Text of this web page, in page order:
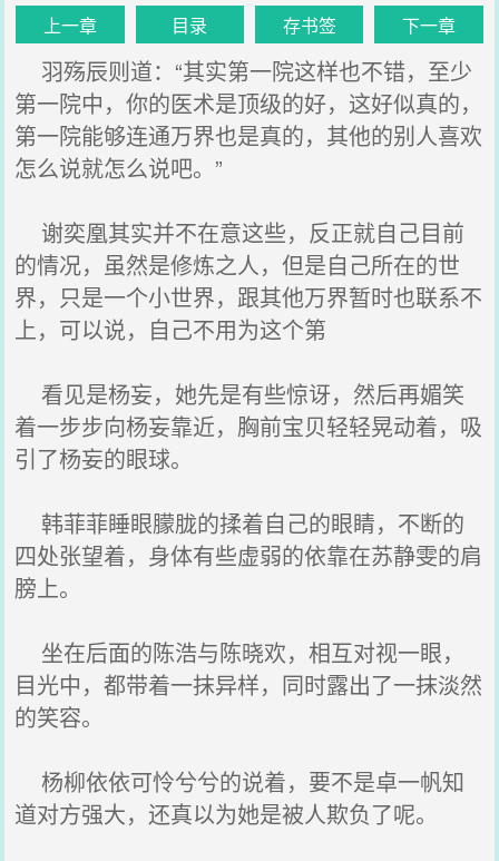
上一章 目录 存书签 下一章
羽殇辰则道：“其实第一院这样也不错，至少
第一院中，你的医术是顶级的好，这好似真的，
第一院能够连通万界也是真的，其他的别人喜欢
怎么说就怎么说吧。”
谢奕凰其实并不在意这些，反正就自己目前
的情况，虽然是修炼之人，但是自己所在的世
界，只是一个小世界，跟其他万界暂时也联系不
上，可以说，自己不用为这个第
看见是杨妄，她先是有些惊讶，然后再媚笑
着一步步向杨妄靠近，胸前宝贝轻轻晃动着，吸
引了杨妄的眼球。
韩菲菲睡眼朦胧的揉着自己的眼睛，不断的
四处张望着，身体有些虚弱的依靠在苏静雯的肩
膀上。
坐在后面的陈浩与陈晓欢，相互对视一眼，
目光中，都带着一抹异样，同时露出了一抹淡然
的笑容。
杨柳依依可怜兮兮的说着，要不是卓一帆知
道对方强大，还真以为她是被人欺负了呢。